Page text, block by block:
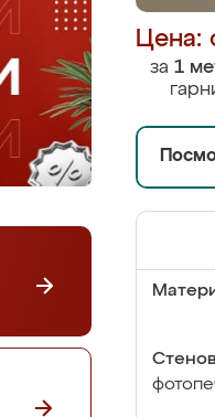
Цена:
за 1